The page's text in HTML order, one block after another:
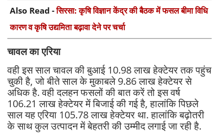
Also Read -सिरसा: कृषि विज्ञान केंद्र की बैठक में फसल बीमा विधि
कारण व कृषि उद्यमिता बढ़ावा देने पर चर्चा
चावल का एरिया
वही इस साल चावल की बुआई 10.98 लाख हेक्टेयर तक पहुंच
चुकी है, जो बीते साल के मुकाबले 9.86 लाख हेक्टेयर से
अधिक है. वही दलहन फसलों की बात करें तो इस वर्ष
106.21 लाख हेक्टेयर में बिजाई की गई है, हालांकि पिछले
साल यह एरिया 105.78 लाख हेक्टेयर था. हालांकि बढ़ोतरी
के साथ कुल उत्पादन में बेहतरी की उम्मीद लगाई जा रही है.